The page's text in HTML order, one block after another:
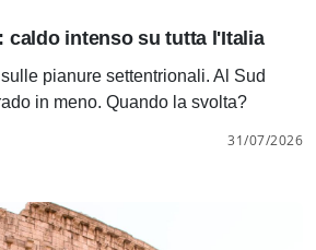
caldo intenso su tutta l'Italia
pianure settentrionali. Al Sud
in meno. Quando la svolta?
31/07/2026